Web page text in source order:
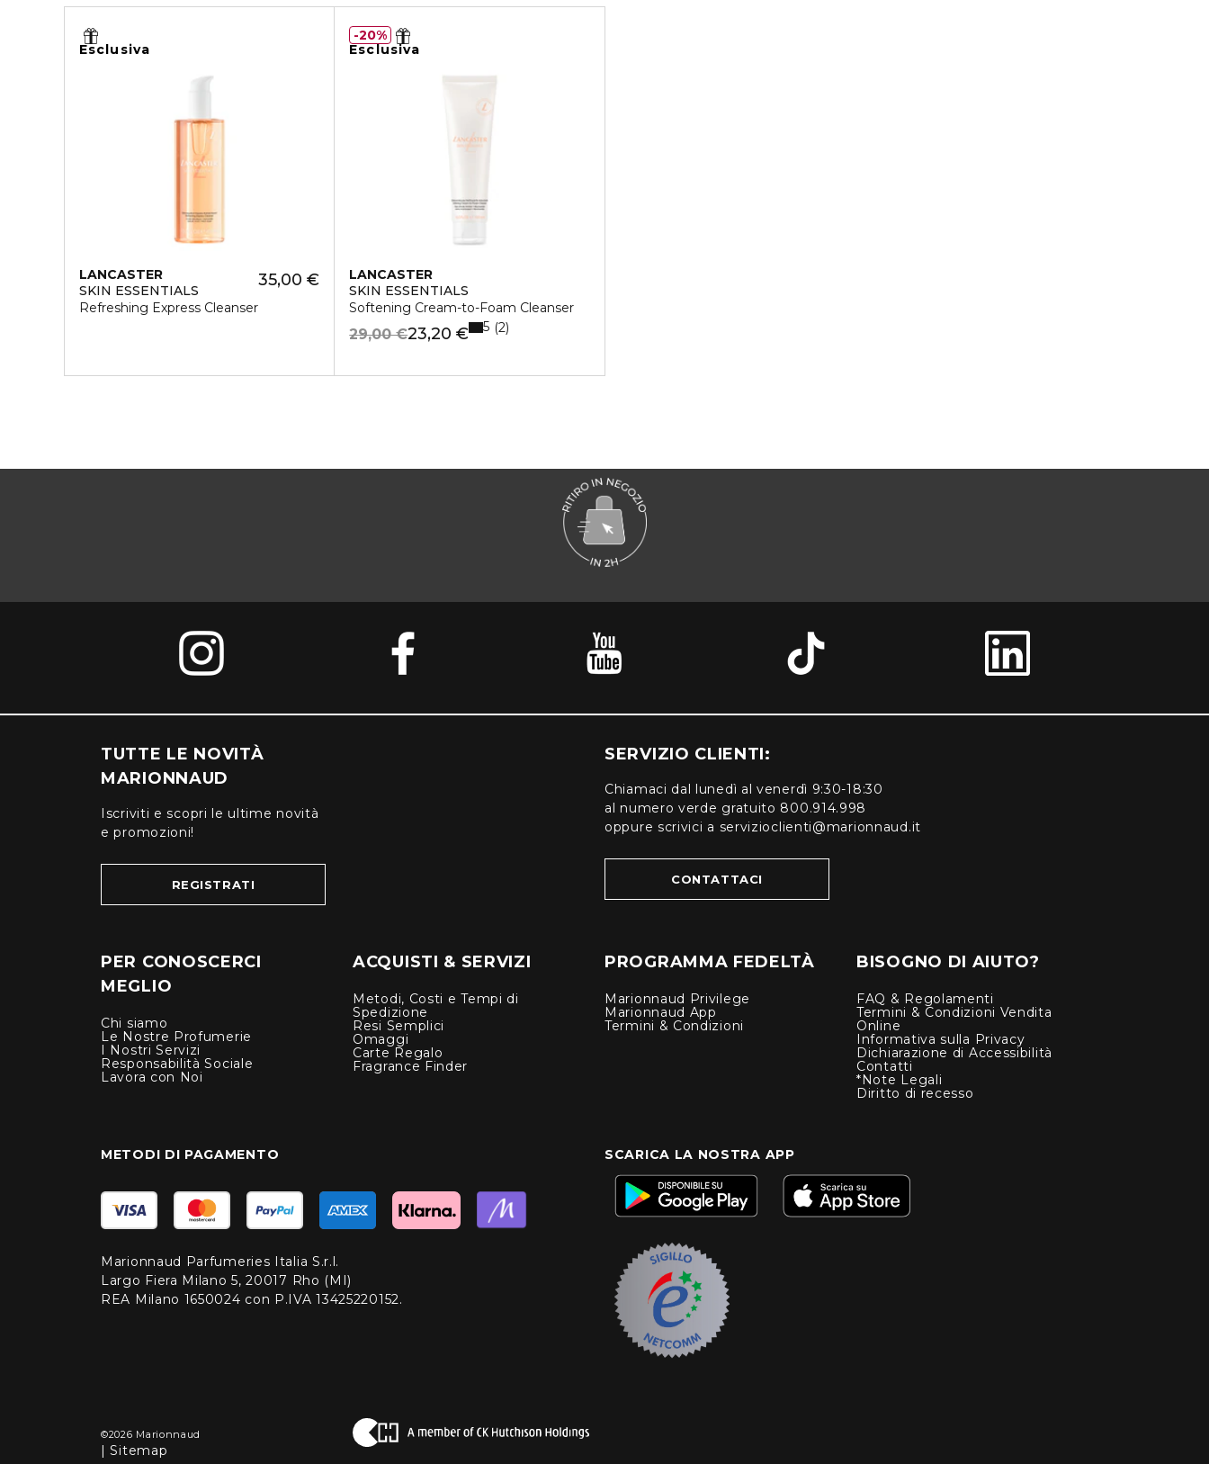
Esclusiva
LANCASTER
SKIN ESSENTIALS
Refreshing Express Cleanser
35,00 €
Esclusiva
LANCASTER
SKIN ESSENTIALS
Softening Cream-to-Foam Cleanser
23,20 €
29,00 € 5 2
20%
TUTTE LE NOVITÀ
MARIONNAUD
Iscriviti e scopri le ultime novità
e promozioni!
REGISTRATI
SERVIZIO CLIENTI:
Chiamaci dal lunedì al venerdì 9:30-18:30
al numero verde gratuito 800.914.998
oppure scrivici a servizioclienti@marionnaud.it
CONTATTACI
PER CONOSCERCI
MEGLIO
Chi siamo
Le Nostre Profumerie
I Nostri Servizi
Responsabilità Sociale
Lavora con Noi
ACQUISTI & SERVIZI
Metodi, Costi e Tempi di
Spedizione
Resi Semplici
Omaggi
Carte Regalo
Fragrance Finder
PROGRAMMA FEDELTÀ
Marionnaud Privilege
Marionnaud App
Termini & Condizioni
BISOGNO DI AIUTO?
FAQ & Regolamenti
Termini & Condizioni Vendita
Online
Informativa sulla Privacy
Dichiarazione di Accessibilità
Contatti
*Note Legali
Diritto di recesso
METODI DI PAGAMENTO
Marionnaud Parfumeries Italia S.r.l.
Largo Fiera Milano 5, 20017 Rho (MI)
REA Milano 1650024 con P.IVA 13425220152.
SCARICA LA NOSTRA APP
©2026 Marionnaud
|Sitemap